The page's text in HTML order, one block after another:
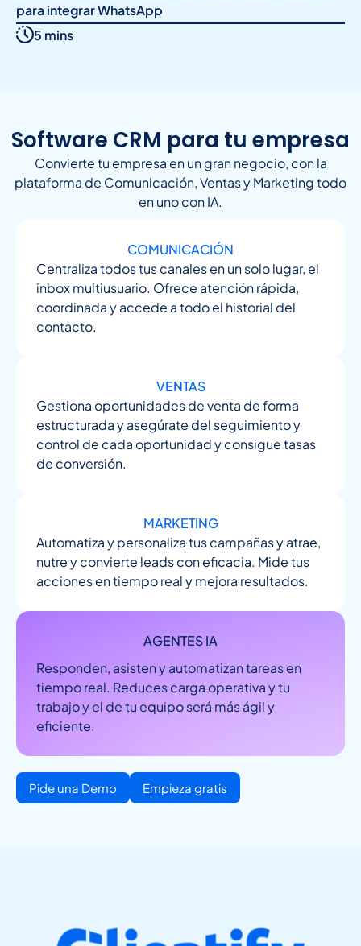
para integrar WhatsApp
5 mins
Software CRM para tu empresa
Convierte tu empresa en un gran negocio, con la
plataforma de Comunicación, Ventas y Marketing todo
en uno con IA.
COMUNICACIÓN
Centraliza todos tus canales en un solo lugar, el
inbox multiusuario. Ofrece atención rápida,
coordinada y accede a todo el historial del
contacto.
VENTAS
Gestiona oportunidades de venta de forma
estructurada y asegúrate del seguimiento y
control de cada oportunidad y consigue tasas
de conversión.
MARKETING
Automatiza y personaliza tus campañas y atrae,
nutre y convierte leads con eficacia. Mide tus
acciones en tiempo real y mejora resultados.
AGENTES IA
Responden, asisten y automatizan tareas en
tiempo real. Reduces carga operativa y tu
trabajo y el de tu equipo será más ágil y
eficiente.
Pide una Demo Empieza gratis